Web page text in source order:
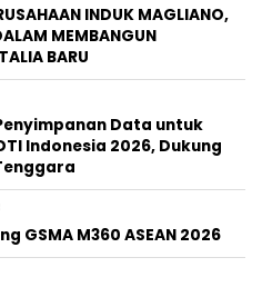
INDUK MAGLIANO,
MEMBANGUN
BARU
Data untuk
Indonesia 2026, Dukung
GSMA M360 ASEAN 2026